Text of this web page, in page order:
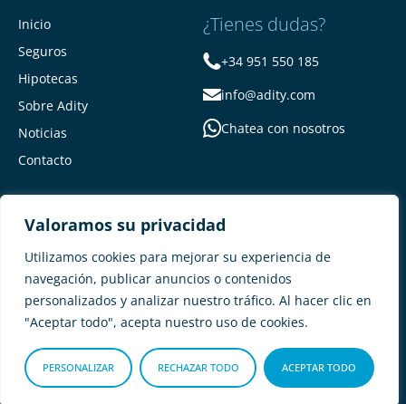
Valoramos su privacidad
Utilizamos cookies para mejorar su experiencia de
navegación, publicar anuncios o contenidos
personalizados y analizar nuestro tráfico. Al hacer clic en
"Aceptar todo", acepta nuestro uso de cookies.
PERSONALIZAR RECHAZAR TODO ACEPTAR TODO
Inicio
Seguros
Hipotecas
Sobre Adity
Noticias
Contacto
¿Tienes dudas?
+34 951 550 185
info@adity.com
Chatea con nosotros
Adity Seguros – Mapa del Sitio –